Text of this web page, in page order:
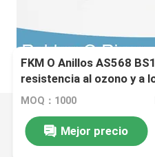
FKM O Anillos AS568
resistencia al ozono y a
sellado a temperatura
MOQ：1000
Mejor precio